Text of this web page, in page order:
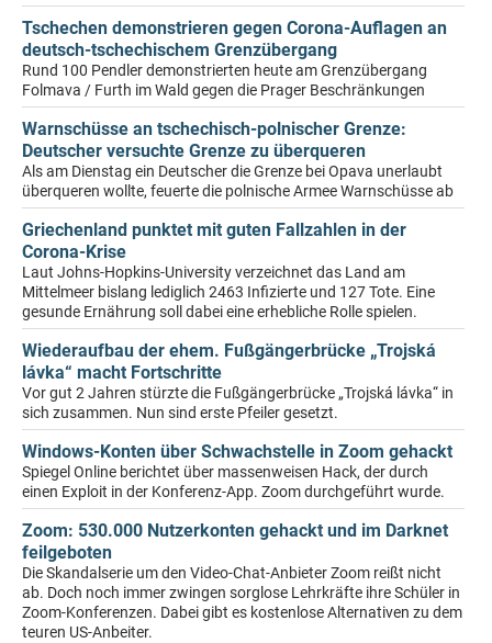
Tschechen demonstrieren gegen Corona-Auflagen an
deutsch-tschechischem Grenzübergang
Rund 100 Pendler demonstrierten heute am Grenzübergang
Folmava / Furth im Wald gegen die Prager Beschränkungen
Warnschüsse an tschechisch-polnischer Grenze:
Deutscher versuchte Grenze zu überqueren
Als am Dienstag ein Deutscher die Grenze bei Opava unerlaubt
überqueren wollte, feuerte die polnische Armee Warnschüsse ab
Griechenland punktet mit guten Fallzahlen in der
Corona-Krise
Laut Johns-Hopkins-University verzeichnet das Land am
Mittelmeer bislang lediglich 2463 Infizierte und 127 Tote. Eine
gesunde Ernährung soll dabei eine erhebliche Rolle spielen.
Wiederaufbau der ehem. Fußgängerbrücke „Trojská
lávka“ macht Fortschritte
Vor gut 2 Jahren stürzte die Fußgängerbrücke „Trojská lávka“ in
sich zusammen. Nun sind erste Pfeiler gesetzt.
Windows-Konten über Schwachstelle in Zoom gehackt
Spiegel Online berichtet über massenweisen Hack, der durch
einen Exploit in der Konferenz-App. Zoom durchgeführt wurde.
Zoom: 530.000 Nutzerkonten gehackt und im Darknet
feilgeboten
Die Skandalserie um den Video-Chat-Anbieter Zoom reißt nicht
ab. Doch noch immer zwingen sorglose Lehrkräfte ihre Schüler in
Zoom-Konferenzen. Dabei gibt es kostenlose Alternativen zu dem
teuren US-Anbeiter.